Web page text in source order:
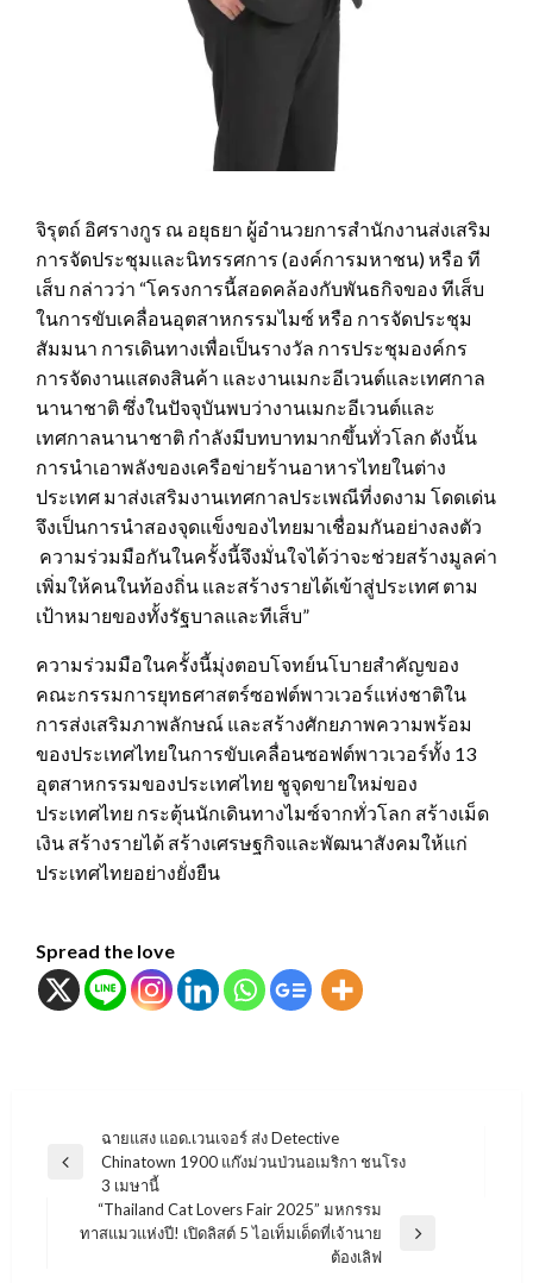
จิรุตถ์ อิศรางกูร ณ อยุธยา ผู้อำนวยการสำนักงานส่งเสริม
การจัดประชุมและนิทรรศการ (องค์การมหาชน) หรือ ที
เส็บ กล่าวว่า “โครงการนี้สอดคล้องกับพันธกิจของ ทีเส็บ
ในการขับเคลื่อนอุตสาหกรรมไมซ์ หรือ การจัดประชุม
สัมมนา การเดินทางเพื่อเป็นรางวัล การประชุมองค์กร
การจัดงานแสดงสินค้า และงานเมกะอีเวนต์และเทศกาล
นานาชาติ ซึ่งในปัจจุบันพบว่างานเมกะอีเวนต์และ
เทศกาลนานาชาติ กำลังมีบทบาทมากขึ้นทั่วโลก ดังนั้น
การนำเอาพลังของเครือข่ายร้านอาหารไทยในต่าง
ประเทศ มาส่งเสริมงานเทศกาลประเพณีที่งดงาม โดดเด่น
จึงเป็นการนำสองจุดแข็งของไทยมาเชื่อมกันอย่างลงตัว
ความร่วมมือกันในครั้งนี้จึงมั่นใจได้ว่าจะช่วยสร้างมูลค่า
เพิ่มให้คนในท้องถิ่น และสร้างรายได้เข้าสู่ประเทศ ตาม
เป้าหมายของทั้งรัฐบาลและทีเส็บ”
ความร่วมมือในครั้งนี้มุ่งตอบโจทย์นโบายสำคัญของ
คณะกรรมการยุทธศาสตร์ซอฟต์พาวเวอร์แห่งชาติใน
การส่งเสริมภาพลักษณ์ และสร้างศักยภาพความพร้อม
ของประเทศไทยในการขับเคลื่อนซอฟต์พาวเวอร์ทั้ง 13
อุตสาหกรรมของประเทศไทย ชูจุดขายใหม่ของ
ประเทศไทย กระตุ้นนักเดินทางไมซ์จากทั่วโลก สร้างเม็ด
เงิน สร้างรายได้ สร้างเศรษฐกิจและพัฒนาสังคมให้แก่
ประเทศไทยอย่างยั่งยืน
Spread the love
แนะแนว
เรื่อง
Previous
ฉายแสง แอด.เวนเจอร์ ส่ง Detective
Chinatown 1900 แก๊งม่วนป่วนอเมริกา ชนโรง
3 เมษานี้
Next
“Thailand Cat Lovers Fair 2025” มหกรรม
ทาสแมวแห่งปี! เปิดลิสต์ 5 ไอเท็มเด็ดที่เจ้านาย
ต้องเลิฟ